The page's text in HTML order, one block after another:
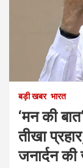
बड़ी खबर भारत
‘मन की
तीखा
जनार्दन की